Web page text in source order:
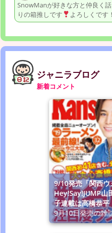
SnowManが好きな方と仲良く
りの箱推しです
よろしくです！
ジャニラブログ
新着コメント
9/10発売「関西
Hey!Say!JUMP山
子連載は高橋恭平
9月10日発売の雑